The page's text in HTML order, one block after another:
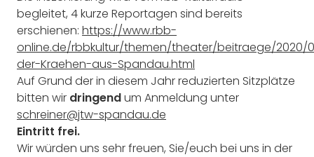
begleitet, 4 kurze Reportagen sind bereits
erschienen: https://www.rbb-
online.de/rbbkultur/themen/theater/beitraege/2020/
der-Kraehen-aus-Spandau.html
Auf Grund der in diesem Jahr reduzierten Sitzplätze
bitten wir dringendum Anmeldung unter
schreiner@jtw-spandau.de
Eintritt frei.
Wir würden uns sehr freuen, Sie/euch bei uns in der